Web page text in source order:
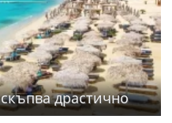
драстично